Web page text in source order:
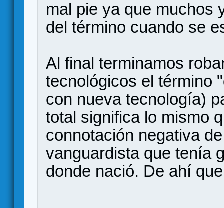
mal pie ya que muchos
del término cuando se
Al final terminamos
tecnológicos el término
con nueva tecnología)
total significa lo mismo
connotación negativa
vanguardista que tenía
donde nació. De ahí